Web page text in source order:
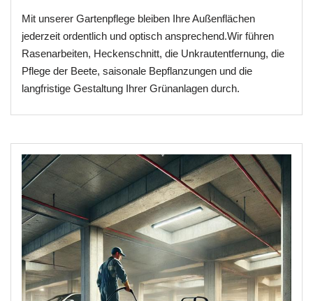
Mit unserer Gartenpflege bleiben Ihre Außenflächen
jederzeit ordentlich und optisch ansprechend.Wir führen
Rasenarbeiten, Heckenschnitt, die Unkrautentfernung, die
Pflege der Beete, saisonale Bepflanzungen und die
langfristige Gestaltung Ihrer Grünanlagen durch.